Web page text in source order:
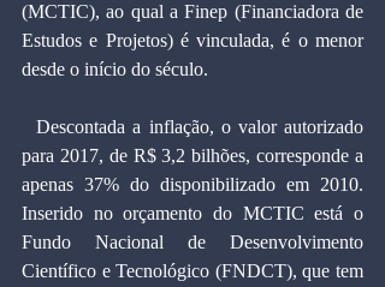
(MCTIC), ao qual a Finep (Financiadora de
Estudos e Projetos) é vinculada, é o menor
desde o início do século.
  Descontada a inflação, o valor autorizado
para 2017, de R$ 3,2 bilhões, corresponde a
apenas 37% do disponibilizado em 2010.
Inserido no orçamento do MCTIC está o
Fundo Nacional de Desenvolvimento
Científico e Tecnológico (FNDCT), que tem